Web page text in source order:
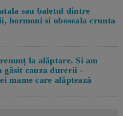
sau baletul dintre
hormoni si oboseala crunta
la alăptare. Si am
găsit cauza durerii -
mame care alăptează